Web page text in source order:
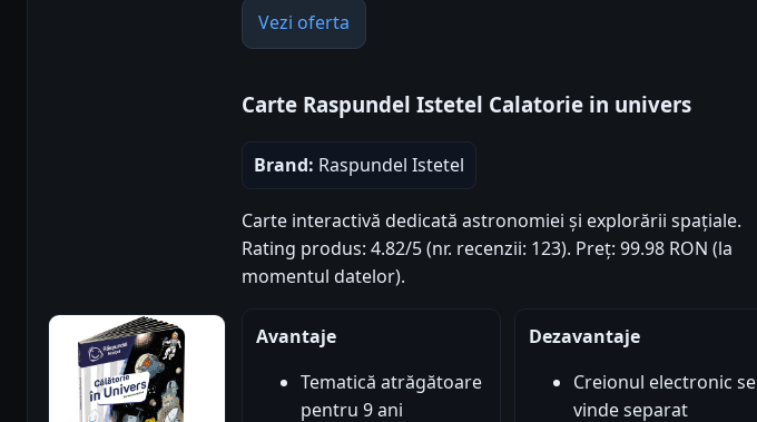
Vezi oferta
Carte Raspundel Istetel Calatorie in univers
Brand: Raspundel Istetel
Carte interactivă dedicată astronomiei și explorării spațiale.
Rating produs: 4.82/5 (nr. recenzii: 123). Preț: 99.98 RON (la
momentul datelor).
Avantaje
Tematică atrăgătoare
pentru 9 ani
Dezavantaje
Creionul electronic se
vinde separat